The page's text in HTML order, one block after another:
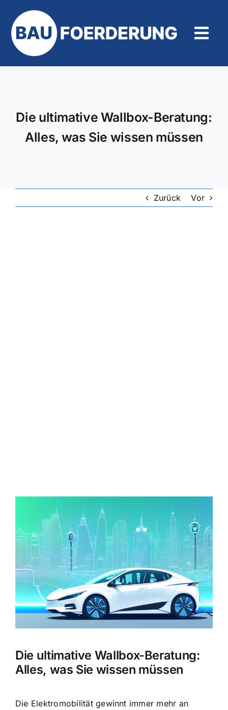
Inhalt
springen
Die ultimative Wallbox-Beratung:
Alles, was Sie wissen müssen
Zurück Vor
grösseres
Bild
Die ultimative Wallbox-Beratung:
Alles, was Sie wissen müssen
Die Elektromobilität gewinnt immer mehr an